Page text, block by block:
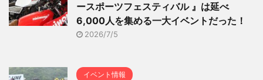
ースポーツフェスティバル 』は延べ
6,000人を集める一大イベントだった！
2026/7/5
イベント情報